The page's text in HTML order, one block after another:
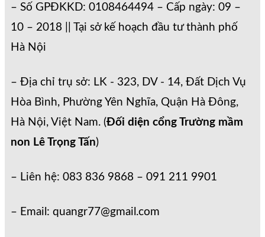
– Số GPĐKKD: 0108464494 – Cấp ngày: 09 –
10 – 2018 || Tại sở kế hoạch đầu tư thành phố
Hà Nội
– Địa chỉ trụ sở: LK - 323, DV - 14, Đất Dịch Vụ
Hòa Bình, Phường Yên Nghĩa, Quận Hà Đông,
Hà Nội, Việt Nam. (Đối diện cổng Trường mầm
non Lê Trọng Tấn)
– Liên hệ: 083 836 9868 – 091 211 9901
– Email: quangr77@gmail.com